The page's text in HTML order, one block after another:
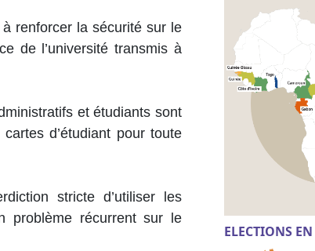
renforcer la sécurité sur le
de l’université transmis à
et étudiants sont
d’étudiant pour toute
stricte d’utiliser les
problème récurrent sur le
ELECTIONS